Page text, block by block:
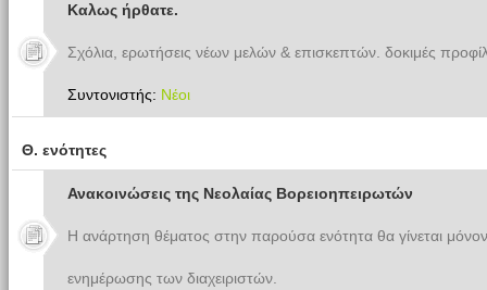
Καλως ήρθατε.
Σχόλια, ερωτήσεις νέων μελών & επισκεπτών. δοκιμές
Συντονιστής: Νέοι
Θ. ενότητες
Ανακοινώσεις της Νεολαίας Βορειοηπειρωτών
Η ανάρτηση θέματος στην παρούσα ενότητα θα γίνεται
ενημέρωσης των διαχειριστών.